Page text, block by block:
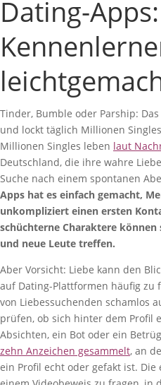
Dating-Apps:
Tinder, Bumble oder Parship:
und lockt täglich Millionen
Millionen Singles leben laut
Deutschland, die ihre wahre
Suche nach einem spontanen
Apps hat es einfach gemacht,
unkompliziert einen ersten
schüchterne Charaktere
und neue Leute treffen.
Aber Vorsicht: Liebe kann den
auf Dating-Plattformen häufig
von Liebessuchenden schamlos
prüfen, ob sich hinter dem Profil
Absichten, ein Bot oder ein
zehn Anzeichen gesammelt, an
ein Profil echt oder gefakt ist. Die